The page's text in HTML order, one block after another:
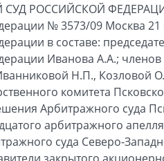
РОССИЙСКОЙ
№ 3573/09 Москва
в составе:
Иванова А.А.;
Н.П., Козловой
комитета
Арбитражного суда
арбитражного
суда Северо-